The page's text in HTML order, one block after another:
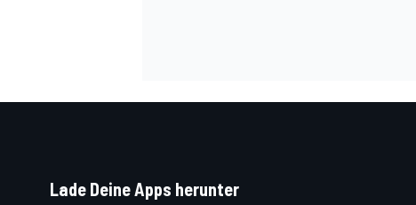
Lade Deine Apps herunter